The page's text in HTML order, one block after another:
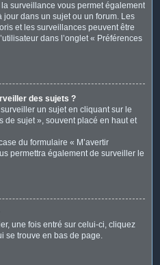
surveillance vous permet également
jour dans un sujet ou un forum. Les
et les surveillances peuvent être
dans l’onglet « Préférences
des sujets ?
un sujet en cliquant sur le
de sujet », souvent placé en haut et
du formulaire « M’avertir
permettra également de surveiller le
une fois entré sur celui-ci, cliquez
se trouve en bas de page.